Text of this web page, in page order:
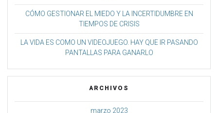
CÓMO GESTIONAR EL MIEDO Y LA INCERTIDUMBRE EN
TIEMPOS DE CRISIS
LA VIDA ES COMO UN VIDEOJUEGO. HAY QUE IR PASANDO
PANTALLAS PARA GANARLO
ARCHIVOS
marzo 2023